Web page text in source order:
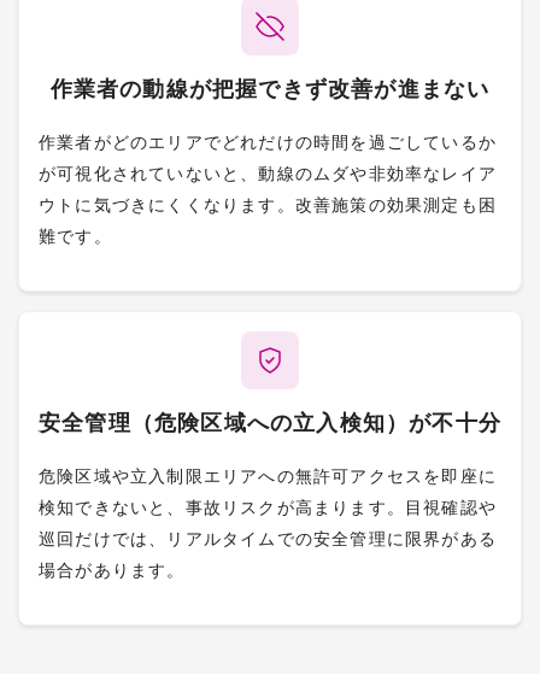
作業者の動線が把握できず改善が進まない
作業者がどのエリアでどれだけの時間を過ごしているか
が可視化されていないと、動線のムダや非効率なレイア
ウトに気づきにくくなります。改善施策の効果測定も困
難です。
安全管理（危険区域への立入検知）が不十分
危険区域や立入制限エリアへの無許可アクセスを即座に
検知できないと、事故リスクが高まります。目視確認や
巡回だけでは、リアルタイムでの安全管理に限界がある
場合があります。